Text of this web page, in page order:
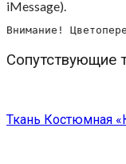
iMessage).
Внимание!
Сопутствующие
Ткань Костюмная